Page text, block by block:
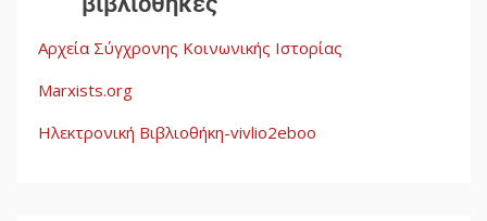
Η ένδεια της σοσιαλιστικής
σκέψης: Η Νεοαποικιοκρατία
και η Απουσία Ιστορικής
Παγκόσμιο Νότο
Αρχεία Σύγχρονης Κοινωνικής Ιστορίας
Marxists.org
Ηλεκτρονική Βιβλιοθήκη-vivlio2eboo